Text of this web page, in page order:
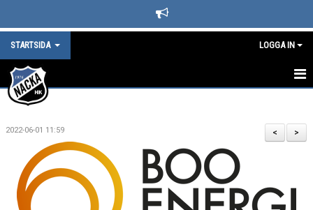
STARTSIDA LOGGA IN
STARTSIDA
DET HÄNDER I NACKA HK
LEDARE
BLI SUPPORTER I NACKA HOCKEY
>
<
2022-06-01 11:59